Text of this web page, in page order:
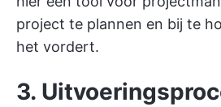
project te plannen en bij te
het vordert.
3.